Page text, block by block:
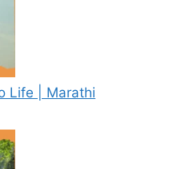
Life | Marathi